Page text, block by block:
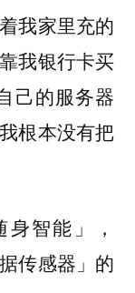
我家里充的
我银行卡买
己的服务器
我根本没有把
智能」，
传感器」的